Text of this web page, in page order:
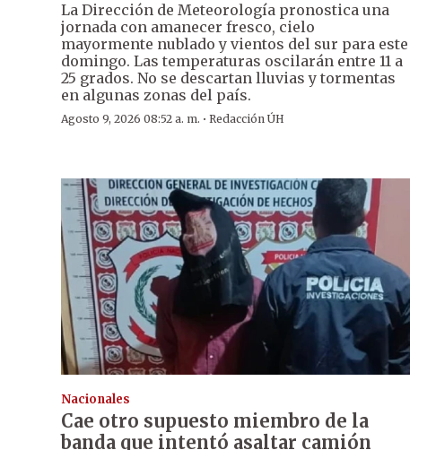
La Dirección de Meteorología pronostica una
jornada con amanecer fresco, cielo
mayormente nublado y vientos del sur para este
domingo. Las temperaturas oscilarán entre 11 a
25 grados. No se descartan lluvias y tormentas
en algunas zonas del país.
Agosto 9, 2026 08:52 a. m. · Redacción ÚH
Nacionales
Cae otro supuesto miembro de la
banda que intentó asaltar camión